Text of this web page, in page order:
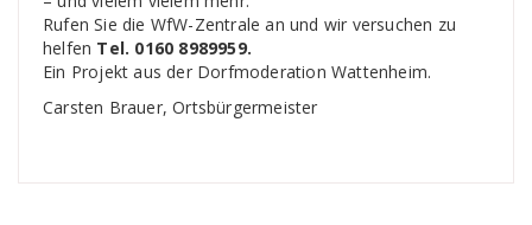
Rufen Sie die WfW-Zentrale an und wir versuchen zu
helfen Tel. 0160 8989959.
Ein Projekt aus der Dorfmoderation Wattenheim.
Carsten Brauer, Ortsbürgermeister